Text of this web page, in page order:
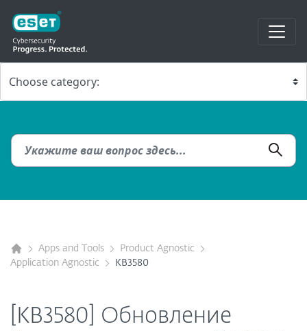
Apps and Tools
Product Agnostic
Application Agnostic
KB3580
[KB3580] Обновление